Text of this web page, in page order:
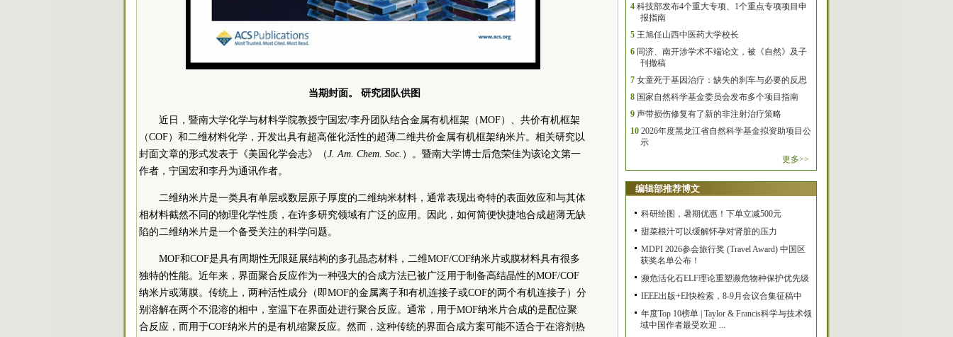
当期封面。 研究团队供图
近日，暨南大学化学与材料学院教授宁国宏/李丹团队结合金属有机框架（MOF）、共价有机框架
（COF）和二维材料化学，开发出具有超高催化活性的超薄二维共价金属有机框架纳米片。相关研究以
封面文章的形式发表于 《美国化学会志》 （J. Am. Chem. Soc. ）。暨南大学博士后危荣佳为该论文第一
作者，宁国宏和李丹为通讯作者。
二维纳米片是一类具有单层或数层原子厚度的二维纳米材料，通常表现出奇特的表面效应和与其体
相材料截然不同的物理化学性质，在许多研究领域有广泛的应用。因此，如何简便快捷地合成超薄无缺
陷的二维纳米片是一个备受关注的科学问题。
MOF和COF是具有周期性无限延展结构的多孔晶态材料，二维MOF/COF纳米片或膜材料具有很多
独特的性能。近年来，界面聚合反应作为一种强大的合成方法已被广泛用于制备高结晶性的MOF/COF
纳米片或薄膜。传统上，两种活性成分（即MOF的金属离子和有机连接子或COF的两个有机连接子）分
别溶解在两个不混溶的相中，室温下在界面处进行聚合反应。通常，用于MOF纳米片合成的是配位聚
合反应，而用于COF纳米片的是有机缩聚反应。然而，这种传统的界面合成方案可能不适合于在溶剂热
4 科技部发布4个重大专项、1个重点专项项目申
报指南
5 王旭任山西中医药大学校长
6 同济、南开涉学术不端论文，被《自然》及子
刊撤稿
7 女童死于基因治疗：缺失的刹车与必要的反思
8 国家自然科学基金委员会发布多个项目指南
9 声带损伤修复有了新的非注射治疗策略
10 2026年度黑龙江省自然科学基金拟资助项目公
示
更多>>
编辑部推荐博文
科研绘图，暑期优惠！下单立减500元
甜菜根汁可以缓解怀孕对肾脏的压力
MDPI 2026参会旅行奖 (Travel Award) 中国区
获奖名单公布！
濒危活化石ELF理论重塑濒危物种保护优先级
IEEE出版+EI快检索，8-9月会议合集征稿中
年度Top 10榜单 | Taylor & Francis科学与技术领
域中国作者最受欢迎 ...